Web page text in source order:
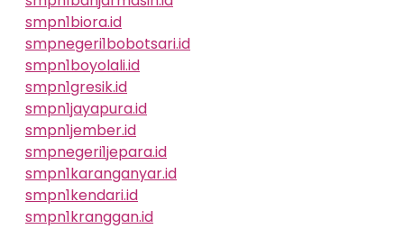
smpn1biora.id
smpnegeri1bobotsari.id
smpn1boyolali.id
smpn1gresik.id
smpn1jayapura.id
smpn1jember.id
smpnegeri1jepara.id
smpn1karanganyar.id
smpn1kendari.id
smpn1kranggan.id